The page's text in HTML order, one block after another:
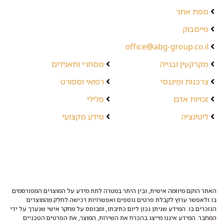
מפת אתר
פייסבוק
office@abg-group.co.il
מקרקעין ובנייה
צרכנות ופיננסי
זכויות אדם
ליטיגציה
מסחרי ותאגידים
רפואי וספורט
פלילי
מידע מקצועי
האתר הוקם מיוזמה אישית, ובין היתר במטרה לתת מידע על המוצרים המפורסמים
בו ולאפשר ערוץ לקבלת פרטים נוספים ואפשרויות רכישה לחלק מהמוצרים
הנזכרים בו. המידע שניתן נכון ליום כתיבתו, ומבוסס על מחקר אישי שנערך על ידי
המחבר. המידע איננו מייצג בהכרח את השירות, המוצר, את הפרטים הטכניים